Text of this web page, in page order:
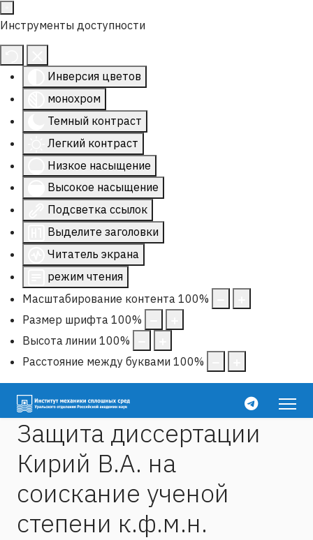
Инструменты доступности
Инверсия цветов
монохром
Темный контраст
Легкий контраст
Низкое насыщение
Высокое насыщение
Подсветка ссылок
Выделите заголовки
Читатель экрана
режим чтения
Масштабирование контента 100%
Размер шрифта 100%
Высота линии 100%
Расстояние между буквами 100%
Защита диссертации
Кирий В.А. на
соискание ученой
степени к.ф.м.н.